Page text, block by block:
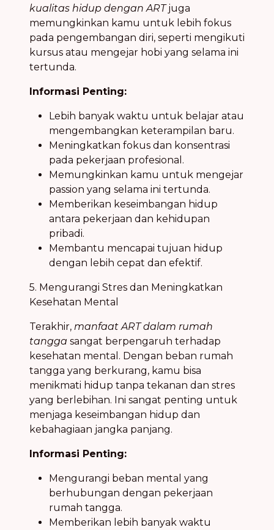
kualitas hidup dengan ARTjuga
memungkinkan kamu untuk lebih fokus
pada pengembangan diri, seperti mengikuti
kursus atau mengejar hobi yang selama ini
tertunda.
Informasi Penting:
Lebih banyak waktu untuk belajar atau
mengembangkan keterampilan baru.
Meningkatkan fokus dan konsentrasi
pada pekerjaan profesional.
Memungkinkan kamu untuk mengejar
passion yang selama ini tertunda.
Memberikan keseimbangan hidup
antara pekerjaan dan kehidupan
pribadi.
Membantu mencapai tujuan hidup
dengan lebih cepat dan efektif.
5. Mengurangi Stres dan Meningkatkan
Kesehatan Mental
Terakhir, manfaat ART dalam rumah
tangga sangat berpengaruh terhadap
kesehatan mental. Dengan beban rumah
tangga yang berkurang, kamu bisa
menikmati hidup tanpa tekanan dan stres
yang berlebihan. Ini sangat penting untuk
menjaga keseimbangan hidup dan
kebahagiaan jangka panjang.
Informasi Penting:
Mengurangi beban mental yang
berhubungan dengan pekerjaan
rumah tangga.
Memberikan lebih banyak waktu